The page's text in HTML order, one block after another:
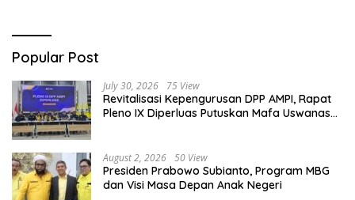
Popular Post
July 30, 2026 75 View
Revitalisasi Kepengurusan DPP AMPI, Rapat
Pleno IX Diperluas Putuskan Mafa Uswanas
August 2, 2026 50 View
Presiden Prabowo Subianto, Program MBG
dan Visi Masa Depan Anak Negeri